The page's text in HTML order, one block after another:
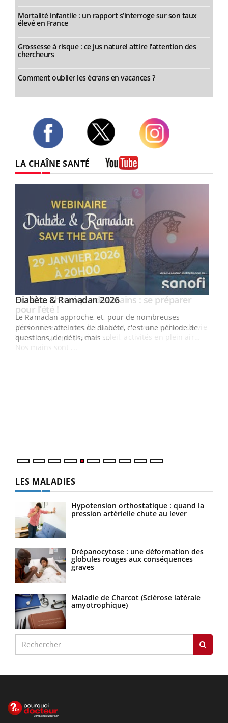
Mortalité infantile : un rapport s’interroge sur son taux
élevé en France
Grossesse à risque : ce jus naturel attire l'attention des
chercheurs
Comment oublier les écrans en vacances ?
LA CHAÎNE SANTÉ
Youtube
Diabète & Ramadan 2026Youtube
Le Ramadan approche, et, pour de nombreuses
personnes atteintes de diabète, c'est une période de
questions, de défis, mais ...
LES MALADIES
Hypotension orthostatique : quand la
pression artérielle chute au lever
Drépanocytose : une déformation des
globules rouges aux conséquences
graves
Maladie de Charcot (Sclérose latérale
amyotrophique)